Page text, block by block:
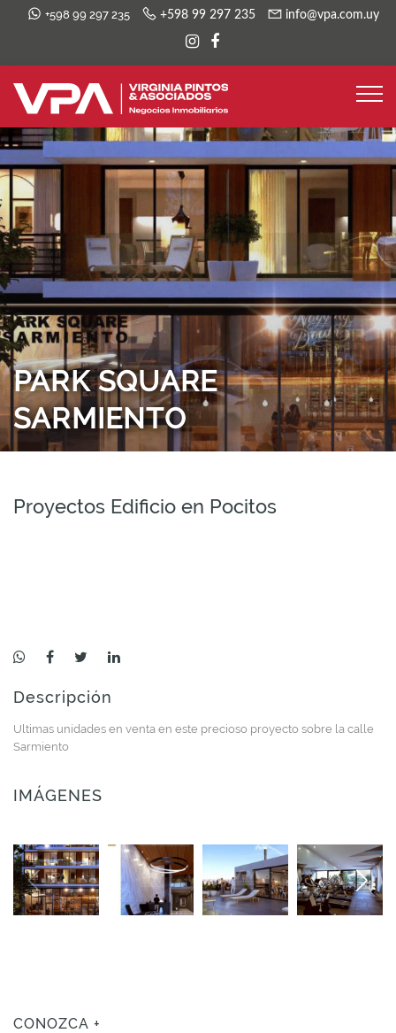
+598 99 297 235 +598 99 297 235 info@vpa.com.uy
PARK SQUARE
SARMIENTO
Proyectos Edificio en Pocitos
Descripción
Ultimas unidades en venta en este precioso proyecto sobre la calle
Sarmiento
IMÁGENES
CONOZCA +